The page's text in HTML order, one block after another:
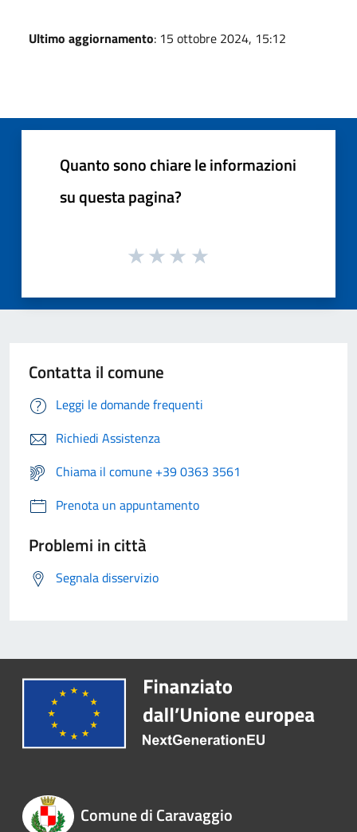
Ultimo aggiornamento: 15 ottobre 2024, 15:12
Quanto sono chiare le informazioni
su questa pagina?
Contatta il comune
Leggi le domande frequenti
Richiedi Assistenza
Chiama il comune +39 0363 3561
Prenota un appuntamento
Problemi in città
Segnala disservizio
Comune di Caravaggio